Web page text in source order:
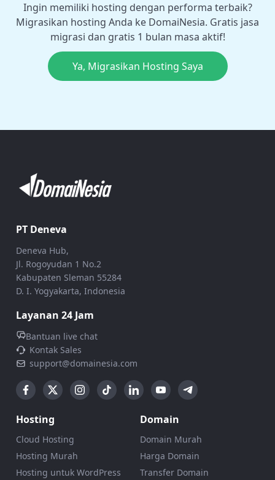
Ingin memiliki hosting dengan performa terbaik?
Migrasikan hosting Anda ke DomaiNesia. Gratis jasa
migrasi dan gratis 1 bulan masa aktif!
Ya, Migrasikan Hosting Saya
PT Deneva
Deneva Hub,
Jl. Rogoyudan 1 No.2
Kabupaten Sleman 55284
D. I. Yogyakarta, Indonesia
Layanan 24 Jam
Bantuan live chat
Kontak Sales
support@domainesia.com
Hosting
Cloud Hosting
Hosting Murah
Hosting untuk WordPress
Domain
Domain Murah
Harga Domain
Transfer Domain